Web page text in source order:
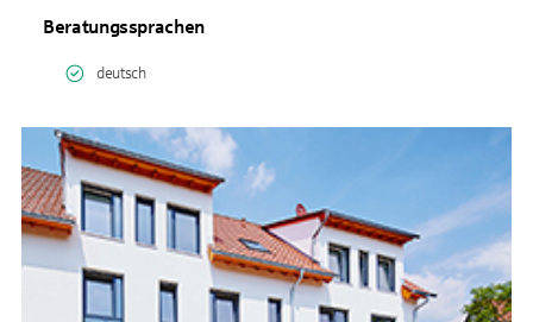
Beratungssprachen
deutsch